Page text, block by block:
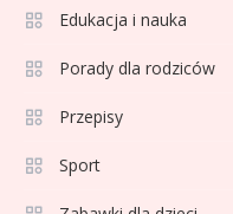
Edukacja i nauka
Porady dla rodziców
Przepisy
Sport
Adamek